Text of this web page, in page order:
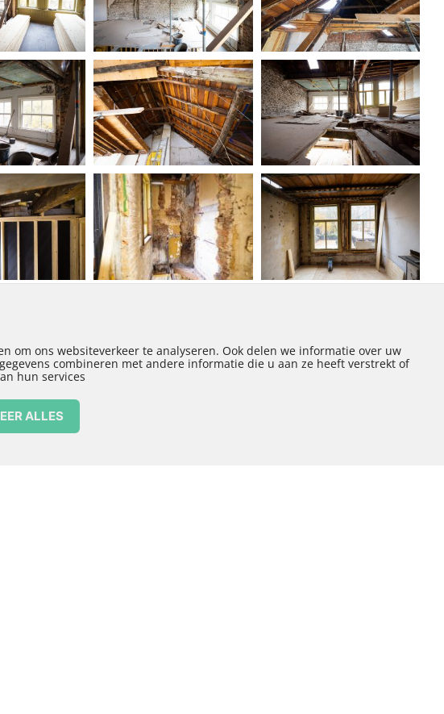
om ons websiteverkeer te analyseren. Ook delen we informatie over uw
combineren met andere informatie die u aan ze heeft verstrekt of
hun services
ALLES